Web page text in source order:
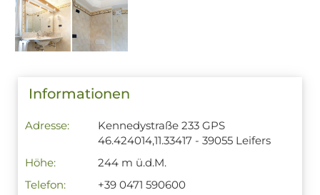
Informationen
Adresse:
Kennedystraße 233 GPS
46.424014,11.33417 - 39055 Leifers
Höhe:
244 m ü.d.M.
Telefon:
+39 0471 590600